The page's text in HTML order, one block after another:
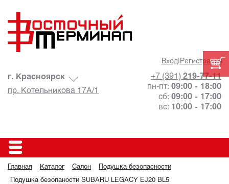
Вход| Регистрация
+7 (391) 219-77-11
пн-пт: 09:00 - 18:00
сб: 09:00 - 17:00
вс: 10:00 - 17:00
г. Красноярск
пр. Котельникова 17А/1
Главная Каталог Салон Подушка безопасности
Подушка безопаности SUBARU LEGACY EJ20 BL5